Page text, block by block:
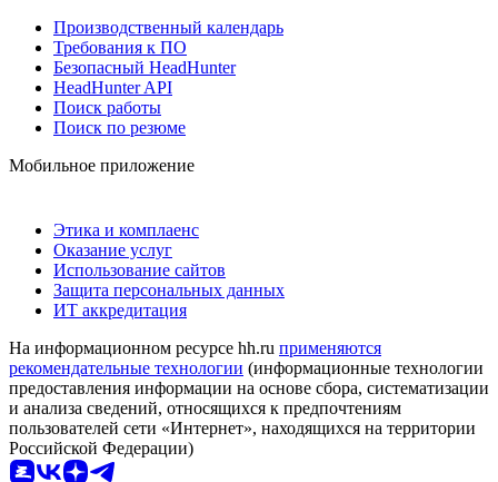
Производственный календарь
Требования к ПО
Безопасный HeadHunter
HeadHunter API
Поиск работы
Поиск по резюме
Мобильное приложение
Этика и комплаенс
Оказание услуг
Использование сайтов
Защита персональных данных
ИТ аккредитация
На информационном ресурсе hh.ru применяются
рекомендательные технологии (информационные технологии
предоставления информации на основе сбора, систематизации
и анализа сведений, относящихся к предпочтениям
пользователей сети «Интернет», находящихся на территории
Российской Федерации)